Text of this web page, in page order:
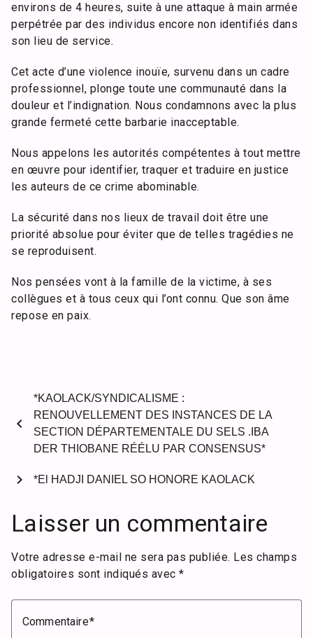
environs de 4 heures, suite à une attaque à main armée
perpétrée par des individus encore non identifiés dans
son lieu de service.
Cet acte d’une violence inouïe, survenu dans un cadre
professionnel, plonge toute une communauté dans la
douleur et l’indignation. Nous condamnons avec la plus
grande fermeté cette barbarie inacceptable.
Nous appelons les autorités compétentes à tout mettre
en œuvre pour identifier, traquer et traduire en justice
les auteurs de ce crime abominable.
La sécurité dans nos lieux de travail doit être une
priorité absolue pour éviter que de telles tragédies ne
se reproduisent.
Nos pensées vont à la famille de la victime, à ses
collègues et à tous ceux qui l’ont connu. Que son âme
repose en paix.
chevron_left
*KAOLACK/SYNDICALISME :
RENOUVELLEMENT DES INSTANCES DE LA
SECTION DÉPARTEMENTALE DU SELS .IBA
DER THIOBANE RÉÉLU PAR CONSENSUS*
*El HADJI DANIEL SO HONORE KAOLACK
chevron_right
Laisser un commentaire
Votre adresse e-mail ne sera pas publiée. Les champs
obligatoires sont indiqués avec *
Commentaire